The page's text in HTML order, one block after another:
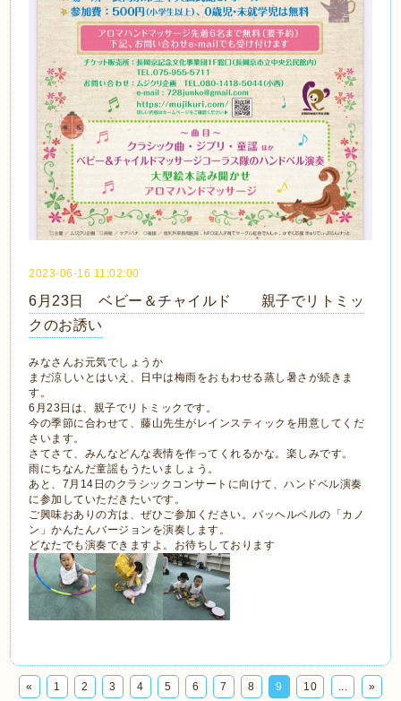
2023-06-16 11:02:00
6月23日 ベビー＆チャイルド 親子でリトミッ
クのお誘い
みなさんお元気でしょうか
まだ涼しいとはいえ、日中は梅雨をおもわせる蒸し暑さが続きま
す。
6月23日は、親子でリトミックです。
今の季節に合わせて、藤山先生がレインスティックを用意してくだ
さいます。
さてさて、みんなどんな表情を作ってくれるかな。楽しみです。
雨にちなんだ童謡もうたいましょう。
あと、7月14日のクラシックコンサートに向けて、ハンドベル演奏
に参加していただきたいです。
ご興味おありの方は、ぜひご参加ください。パッヘルベルの「カノ
ン」かんたんバージョンを演奏します。
どなたでも演奏できますよ。お待ちしております
« 1 2 3 4 5 6 7 8 9 10 ... »